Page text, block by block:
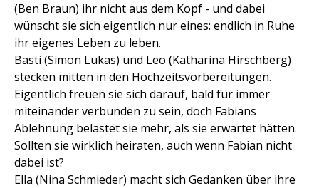
(Ben Braun) ihr nicht aus dem Kopf - und dabei
wünscht sie sich eigentlich nur eines: endlich in Ruhe
ihr eigenes Leben zu leben.
Basti (Simon Lukas) und Leo (Katharina Hirschberg)
stecken mitten in den Hochzeitsvorbereitungen.
Eigentlich freuen sie sich darauf, bald für immer
miteinander verbunden zu sein, doch Fabians
Ablehnung belastet sie mehr, als sie erwartet hätten.
Sollten sie wirklich heiraten, auch wenn Fabian nicht
dabei ist?
Ella (Nina Schmieder) macht sich Gedanken über ihre